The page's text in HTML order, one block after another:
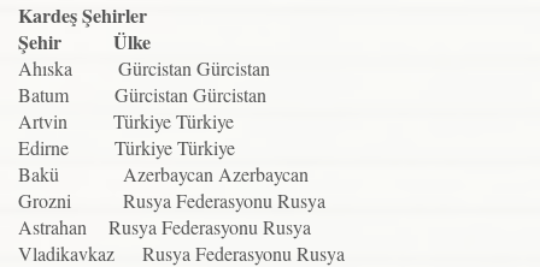
Kardeş Şehirler
Şehir Ülke
Ahıska Gürcistan Gürcistan
Batum Gürcistan Gürcistan
Artvin Türkiye Türkiye
Edirne Türkiye Türkiye
Bakü Azerbaycan Azerbaycan
Grozni Rusya Federasyonu Rusya
Astrahan Rusya Federasyonu Rusya
Vladikavkaz Rusya Federasyonu Rusya